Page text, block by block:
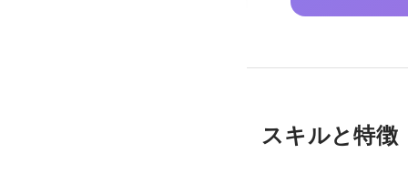
スキルと特徴